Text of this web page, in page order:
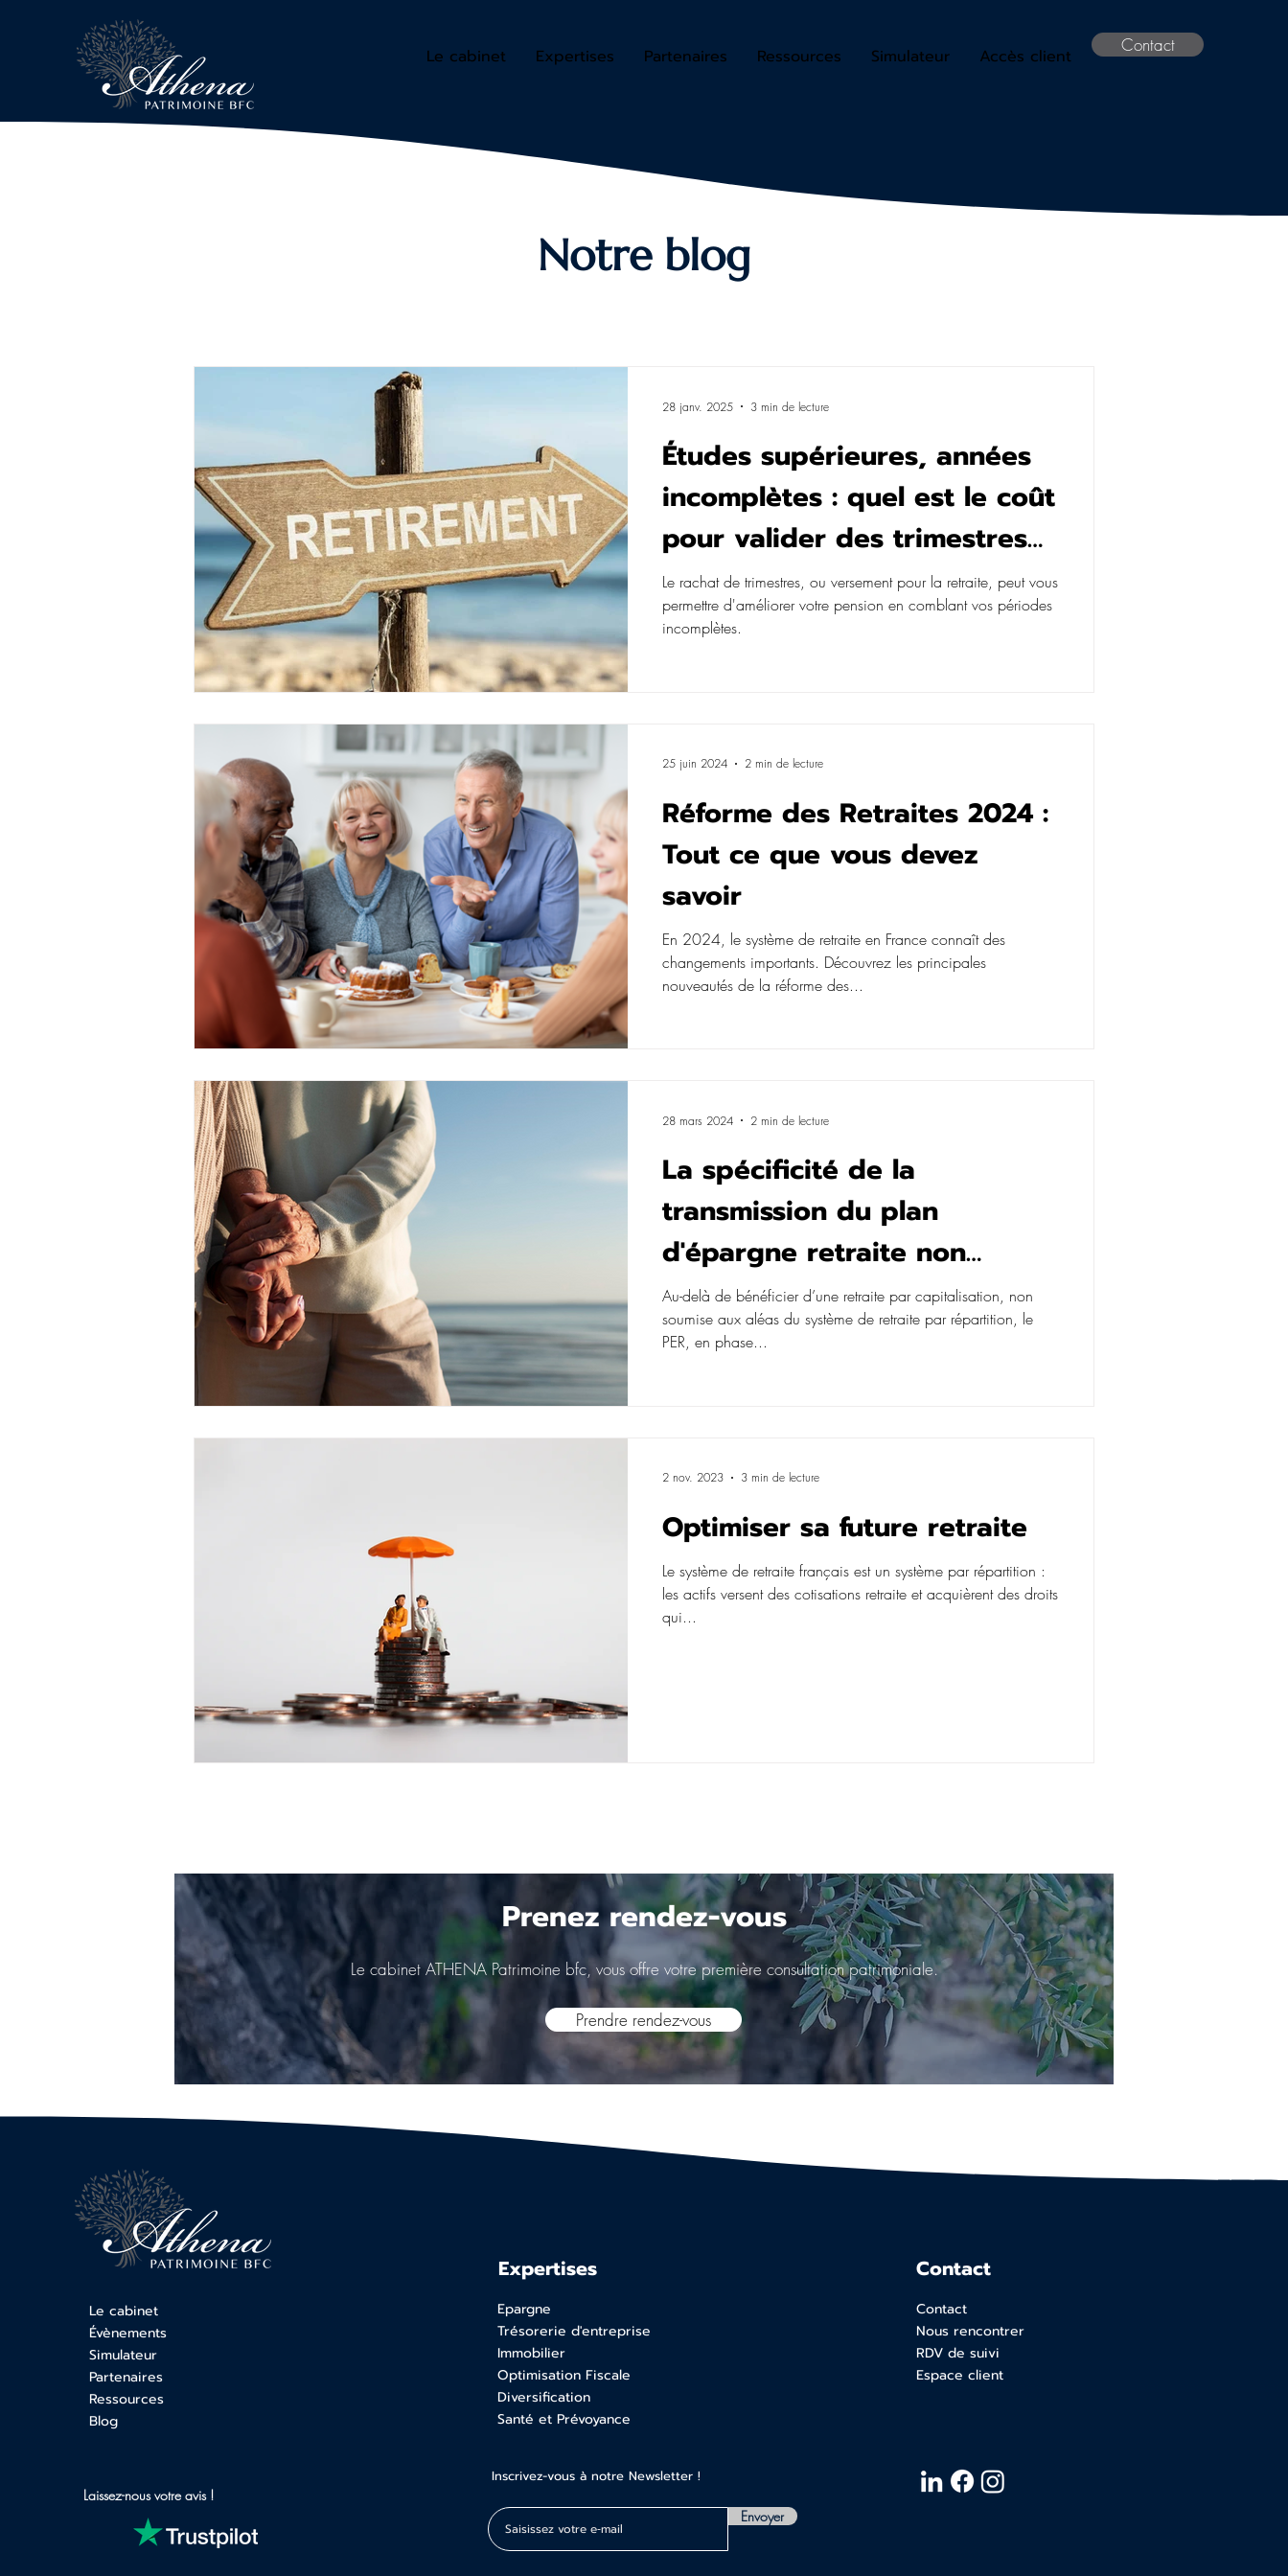
Le cabinet Expertises Partenaires Ressources Simulateur Accès client
Contact
Notre blog
Études supérieures, années
incomplètes : quel est le coût
pour valider des trimestres
en 2025 ?
Le rachat de trimestres, ou versement pour la retraite, peut vous
permettre d'améliorer votre pension en comblant vos périodes
incomplètes.
28 janv. 2025 3 min de lecture
Réforme des Retraites 2024 :
Tout ce que vous devez
savoir
En 2024, le système de retraite en France connaît des
changements importants. Découvrez les principales
nouveautés de la réforme des...
25 juin 2024 2 min de lecture
La spécificité de la
transmission du plan
d'épargne retraite non
rachetable
Au-delà de bénéficier d’une retraite par capitalisation, non
soumise aux aléas du système de retraite par répartition, le
PER, en phase...
28 mars 2024 2 min de lecture
Optimiser sa future retraite
Le système de retraite français est un système par répartition :
les actifs versent des cotisations retraite et acquièrent des droits
qui...
2 nov. 2023 3 min de lecture
Prenez rendez-vous
Le cabinet ATHENA Patrimoine bfc, vous offre votre première consultation patrimoniale.
Prendre rendez-vous
Le cabinet
Évènements
Simulateur
Partenaires
Ressources
Blog
Laissez-nous votre avis !
Expertises
Epargne
Trésorerie d'entreprise
Immobilier
Optimisation Fiscale
Diversification
Santé et Prévoyance
Inscrivez-vous à notre Newsletter !
Envoyer
Contact
Contact
Nous rencontrer
RDV de suivi
Espace client